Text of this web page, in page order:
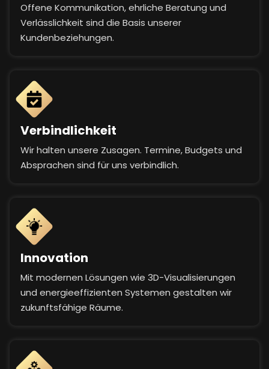
Offene Kommunikation, ehrliche Beratung und
Verlässlichkeit sind die Basis unserer
Kundenbeziehungen.
Verbindlichkeit
Wir halten unsere Zusagen. Termine, Budgets und
Absprachen sind für uns verbindlich.
Innovation
Mit modernen Lösungen wie 3D-Visualisierungen
und energieeffizienten Systemen gestalten wir
zukunftsfähige Räume.